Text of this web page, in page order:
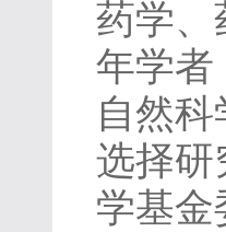
药学、
年学者
自然
选择研
学基金